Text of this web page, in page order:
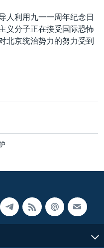
人利用九一一周年纪念日
义分子正在接受国际恐怖
北京统治势力的努力受到